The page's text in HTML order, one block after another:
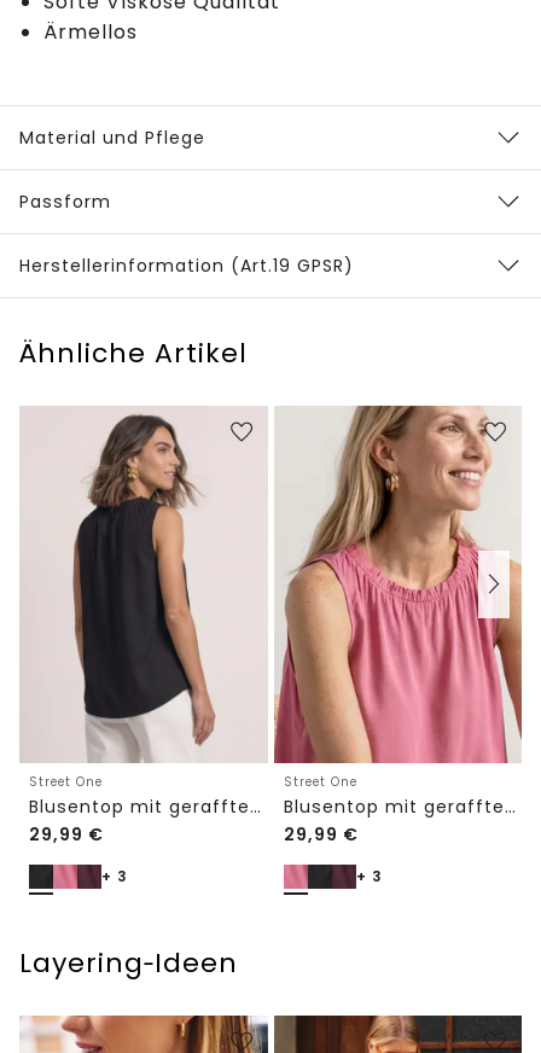
Ärmellos
Material und Pflege
Passform
Herstellerinformation (Art.19 GPSR)
Ähnliche Artikel
Street One
Blusentop mit gerafftem Rundhals
29,99 €
+ 3
Street One
Blusentop mit gerafftem Rundhals
29,99 €
+ 3
Layering‑Ideen